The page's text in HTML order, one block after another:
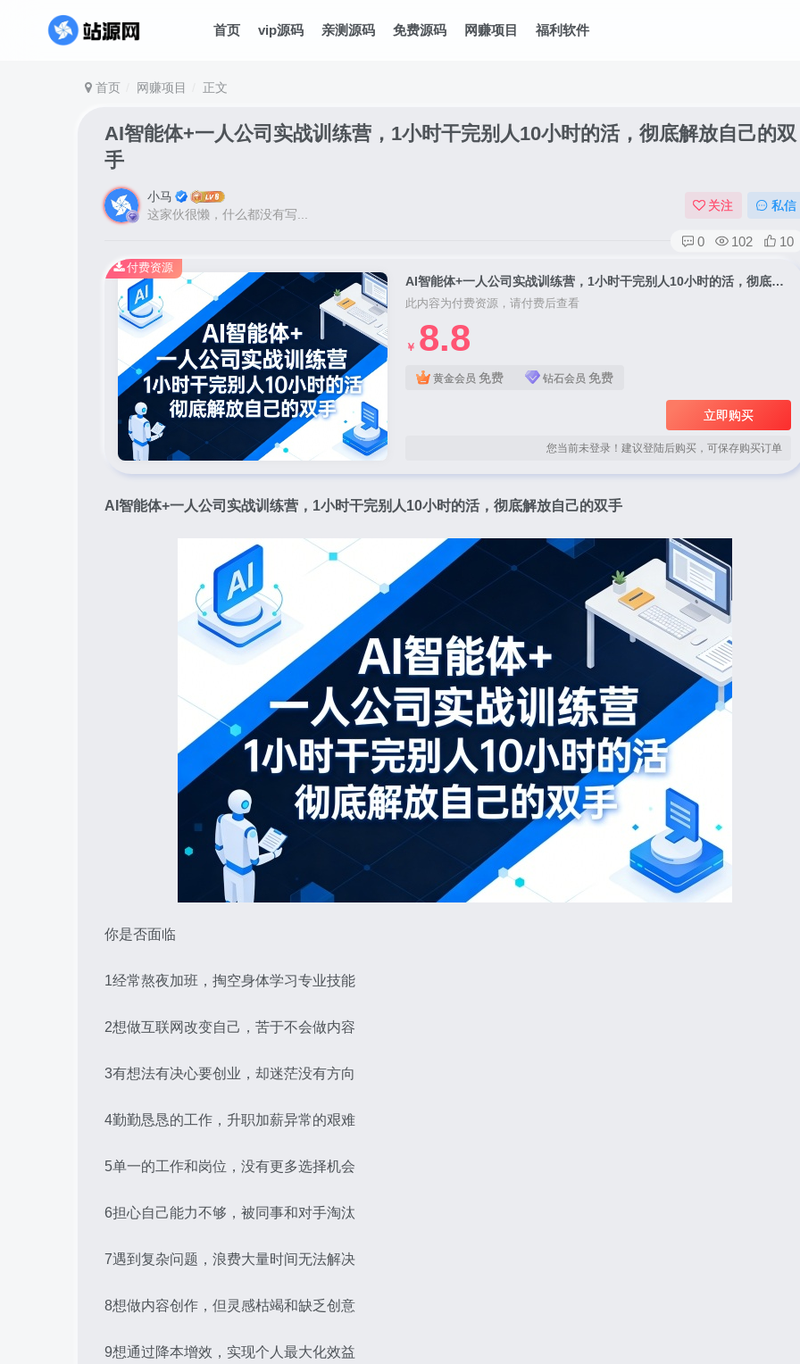
首页 vip源码 亲测源码 免费源码 网赚项目 福利软件
首页 网赚项目 正文
AI智能体+一人公司实战训练营，1小时干完别人10小时的活，彻底解放自己的双
手
小马
这家伙很懒，什么都没有写...
关注 私信
0 102 10
AI智能体+一人公司实战训练营，1小时干完别人10小时的活，彻底解放自己的双手
此内容为付费资源，请付费后查看
￥ 8.8
黄金会员 免费 钻石会员 免费
立即购买
您当前未登录！建议登陆后购买，可保存购买订单
付费资源
AI智能体+一人公司实战训练营 ，1小时干完别人10小时的活，彻底解放自己的双手
你是否面临
1经常熬夜加班，掏空身体学习专业技能
2想做互联网改变自己，苦于不会做内容
3有想法有决心要创业，却迷茫没有方向
4勤勤恳恳的工作，升职加薪异常的艰难
5单一的工作和岗位，没有更多选择机会
6担心自己能力不够，被同事和对手淘汰
7遇到复杂问题，浪费大量时间无法解决
8想做内容创作，但灵感枯竭和缺乏创意
9想通过降本增效，实现个人最大化效益